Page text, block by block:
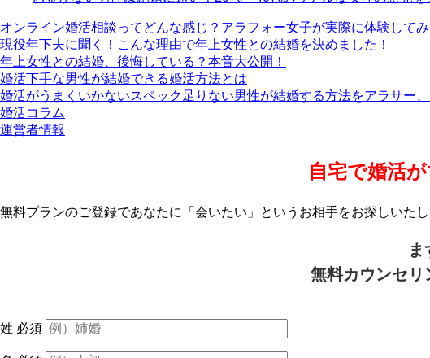
オンライン婚活相談ってどんな感じ？アラフォー女子が実際に体験してみ
現役年下夫に聞く！こんな理由で年上女性との結婚を決めました！
年上女性との結婚、後悔している？本音大公開！
婚活下手な男性が結婚できる婚活方法とは
婚活がうまくいかないスペック足りない男性が結婚する方法をアラサー
婚活コラム
運営者情報
自宅で婚活
無料プランのご登録であなたに「会いたい」というお相手をお探しいたし
無料カウンセリ
姓 必須